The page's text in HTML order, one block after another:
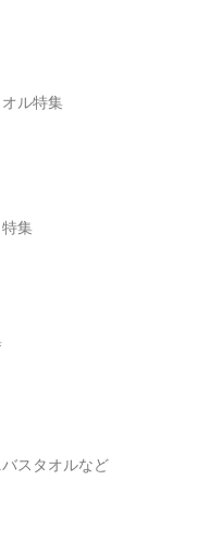
ル特集
集
スタオルなど